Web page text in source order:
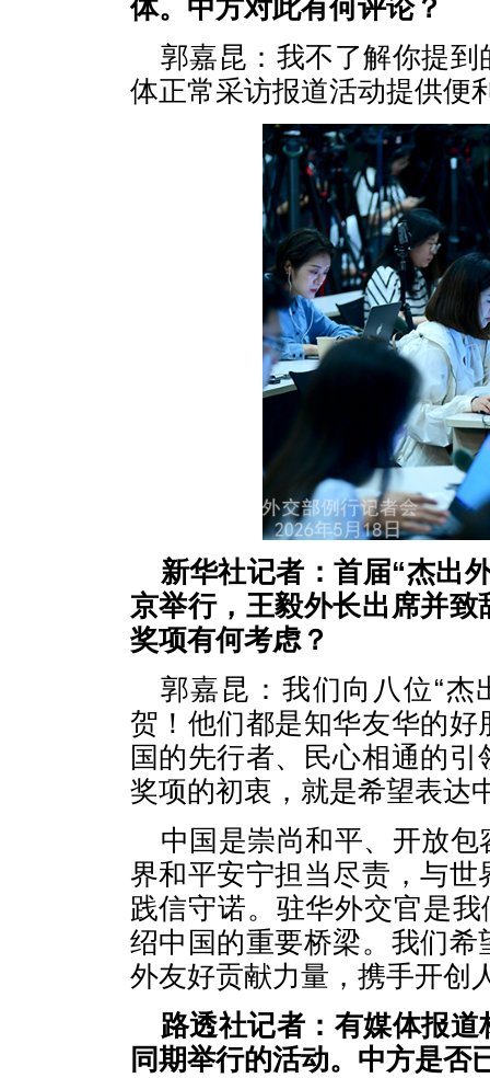
体。中方对此有何评论？
郭嘉昆：我不了解你提
体正常采访报道活动提供便
新华社记者：首届“杰出
京举行，王毅外长出席并
奖项有何考虑？
郭嘉昆：我们向八位“
贺！他们都是知华友华的
国的先行者、民心相通的
奖项的初衷，就是希望表达
中国是崇尚和平、开放
界和平安宁担当尽责，与
践信守诺。驻华外交官是
绍中国的重要桥梁。我们
外友好贡献力量，携手开创
路透社记者：有媒体报
同期举行的活动。中方是否